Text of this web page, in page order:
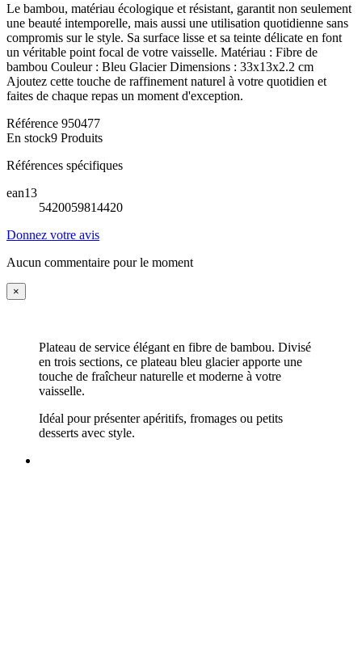
Le bambou, matériau écologique et résistant, garantit non seulement
une beauté intemporelle, mais aussi une utilisation quotidienne sans
compromis sur le style. Sa surface lisse et sa teinte délicate en font
un véritable point focal de votre vaisselle. Matériau : Fibre de
bambou Couleur : Bleu Glacier Dimensions : 33x13x2.2 cm
Ajoutez cette touche de raffinement naturel à votre quotidien et
faites de chaque repas un moment d'exception.
Référence 950477
En stock9 Produits
Références spécifiques
ean13
5420059814420
Donnez votre avis
Aucun commentaire pour le moment
×
Plateau de service élégant en fibre de bambou. Divisé
en trois sections, ce plateau bleu glacier apporte une
touche de fraîcheur naturelle et moderne à votre
vaisselle.
Idéal pour présenter apéritifs, fromages ou petits
desserts avec style.